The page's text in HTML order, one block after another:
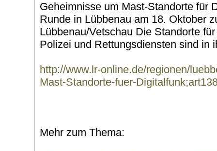
Geheimnisse um Mast-Standorte für
Runde in Lübbenau am 18. Oktober
Lübbenau/Vetschau Die Standorte
Polizei und Rettungsdiensten sind in
http://www.lr-online.de/regionen/
Mast-Standorte-fuer-
Mehr zum Thema: